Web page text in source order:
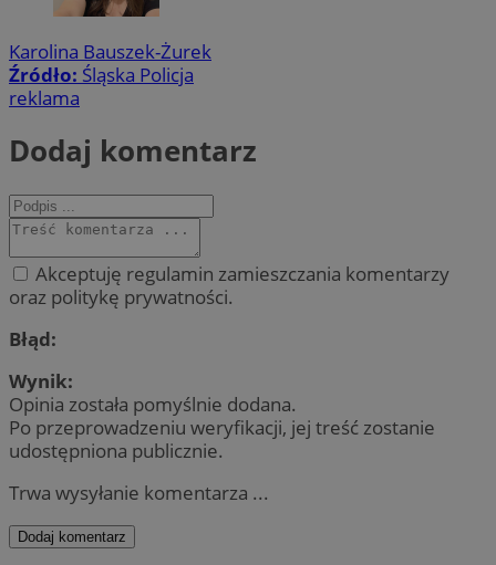
Karolina Bauszek-Żurek
Źródło: Śląska Policja
reklama
Dodaj komentarz
Akceptuję regulamin zamieszczania komentarzy
oraz politykę prywatności.
Błąd:
Wynik:
Opinia została pomyślnie dodana.
Po przeprowadzeniu weryfikacji, jej treść zostanie
udostępniona publicznie.
Trwa wysyłanie komentarza ...
Dodaj komentarz